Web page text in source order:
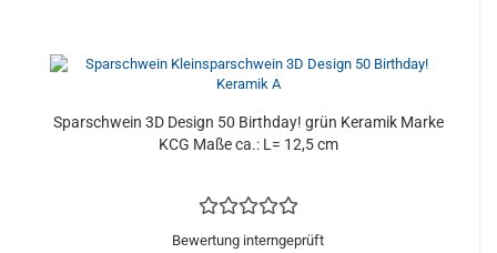
Sparschwein 3D Design 50 Birthday! grün Keramik Marke
KCG Maße ca.: L= 12,5 cm
Bewertung interngeprüft